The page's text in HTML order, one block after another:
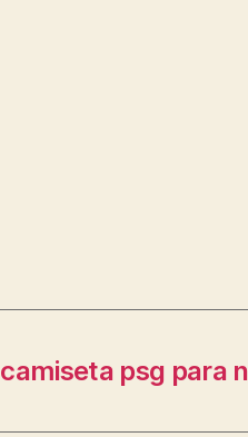
camiseta psg para